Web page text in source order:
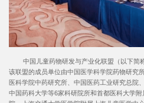
中国儿童药物研发与产业化联盟（以下简称
该联盟的成员单位由中国医学科学院药物研究
医科学院中药研究所、中国医药工业研究总院
中国药科大学等6家科研院所和首都医科大学